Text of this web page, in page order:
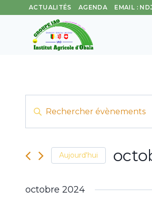
contenu
ACTUALITÉS AGENDA EMAIL :
Recherche
et
navigation
vues
Saisir
Rechercher
Évènements
mot-
Aujourd'hui
octobre 2024